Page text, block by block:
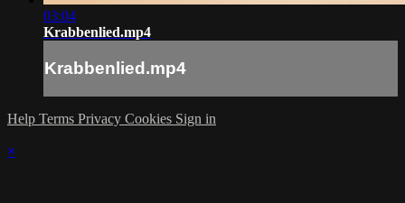
03:04
Krabbenlied.mp4
Krabbenlied.mp4
Help Terms Privacy Cookies Sign in
×